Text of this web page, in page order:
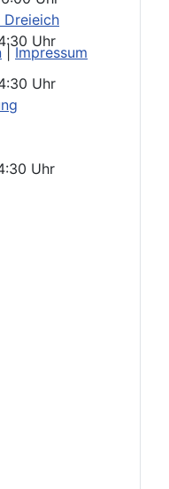
Dreieich
Uhr
Uhr
Uhr
|Impressum